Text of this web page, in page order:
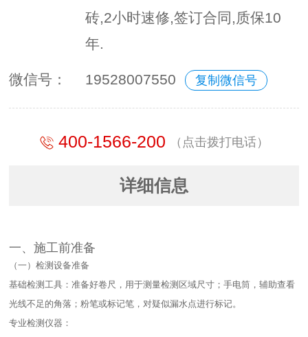
砖,2小时速修,签订合同,质保10
年.
微信号： 19528007550 复制微信号
400-1566-200 （点击拨打电话）
详细信息
一、施工前准备​
（一）检测设备准备​
基础检测工具：准备好卷尺，用于测量检测区域尺寸；手电筒，辅助查看
光线不足的角落；粉笔或标记笔，对疑似漏水点进行标记。​
专业检测仪器：​